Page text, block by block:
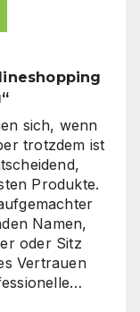
sich, wenn
trotzdem ist
Produkte.
Namen,
oder Sitz
Vertrauen